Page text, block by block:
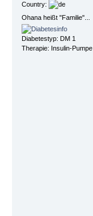
Country:
Ohana heißt "Familie"...
Diabetestyp: DM 1
Therapie: Insulin-Pumpe